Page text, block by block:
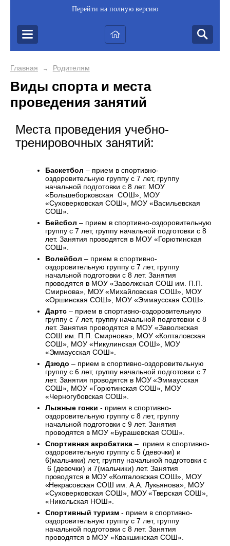
Перейти на полную версию
Главная → Родителям
Виды спорта и места
проведения занятий
Места проведения учебно-
тренировочных занятий:
Баскетбол – прием в спортивно-
оздоровительную группу с 7 лет, группу
начальной подготовки с 8 лет. МОУ
«Большеборковская СОШ», МОУ
«Суховерковская СОШ», МОУ «Васильевская
СОШ».
Бейсбол – прием в спортивно-оздоровительную
группу с 7 лет, группу начальной подготовки с 8
лет. Занятия проводятся в МОУ «Горютинская
СОШ».
Волейбол – прием в спортивно-
оздоровительную группу с 7 лет, группу
начальной подготовки с 8 лет. Занятия
проводятся в МОУ «Заволжская СОШ им. П.П.
Смирнова», МОУ«МихайловскаяСОШ», МОУ
«Оршинская СОШ», МОУ «Эммаусская СОШ».
Дартс– прием в спортивно-оздоровительную
группу с 7 лет, группу начальной подготовки с 8
лет. Занятия проводятся в МОУ «Заволжская
СОШ им. П.П. Смирнова», МОУ «Колталовская
СОШ», МОУ «Никулинская СОШ», МОУ
«Эммаусская СОШ».
Дзюдо – прием в спортивно-оздоровительную
группу с 6 лет, группу начальной подготовки с 7
лет. Занятия проводятся в МОУ«Эммаусская
СОШ», МОУ «Горютинская СОШ», МОУ
«Черногубовская СОШ».
Лыжные гонки - прием в спортивно-
оздоровительную группу с 8 лет, группу
начальной подготовки с 9 лет. Занятия
проводятся в МОУ «Бурашевская СОШ».
Спортивная акробатика– прием в спортивно-
оздоровительную группу с 5 (девочки) и
6(мальчики) лет, группу начальной подготовки с
6 (девочки) и 7(мальчики) лет. Занятия
проводятся в МОУ«КолталовскаяСОШ», МОУ
«Некрасовская СОШ им. А.А. Лукьянова», МОУ
«Суховерковская СОШ», МОУ«Тверская СОШ»,
«Никольская НОШ».
Спортивный туризм- прием в спортивно-
оздоровительную группу с 7 лет, группу
начальной подготовки с 8 лет. Занятия
проводятся в МОУ «Квакшинская СОШ».